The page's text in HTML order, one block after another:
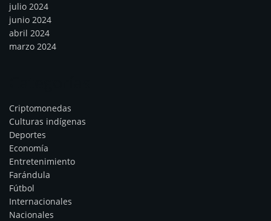
julio 2024
junio 2024
abril 2024
marzo 2024
Criptomonedas
Culturas indígenas
Deportes
Economía
Entretenimiento
Farándula
Fútbol
Internacionales
Nacionales